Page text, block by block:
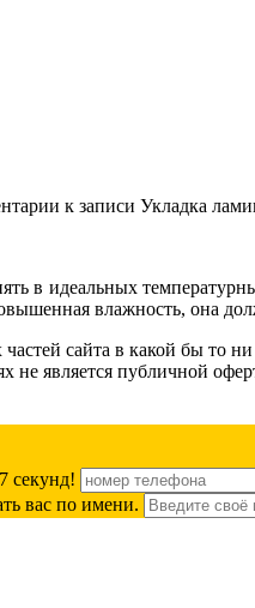
к записи Укладка
в идеальных
влажность, она
сайта в какой бы то
не является публичной
секунд!
вас по имени.